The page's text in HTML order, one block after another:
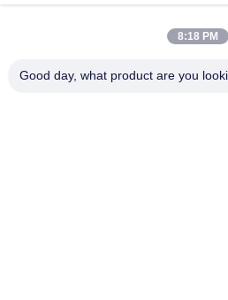
Fuyuan 5th Road, Lithium
8:18 PM
Good day, what product are you